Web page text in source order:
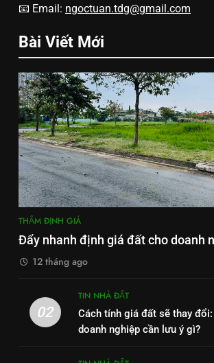
📧 Email: ngoctuan.tdg@gmail.com
Bài Viết Mới
THẨM ĐỊNH GIÁ
Đẩy nhanh định giá đất cho doanh
12 tháng ago
02
TIN NHÀ ĐẤT
Cách tính giá đất sẽ thay
doanh nghiệp cần lưu ý gì?